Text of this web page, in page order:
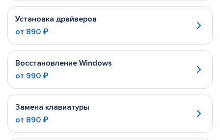
Установка драйверов
от 890 ₽
Восстановление Windows
от 990 ₽
Замена клавиатуры
от 890 ₽